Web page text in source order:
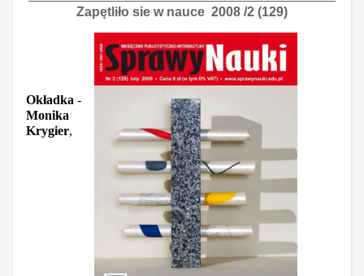
Zapętliło sie w nauce 2008 /2 (129)
Okładka -
Monika
Krygier,